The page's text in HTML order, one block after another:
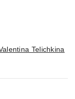
Telichkina